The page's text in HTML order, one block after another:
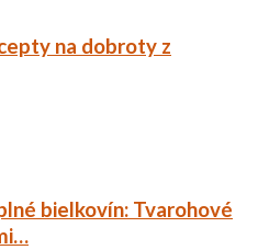
na dobroty z
bielkovín: Tvarohové